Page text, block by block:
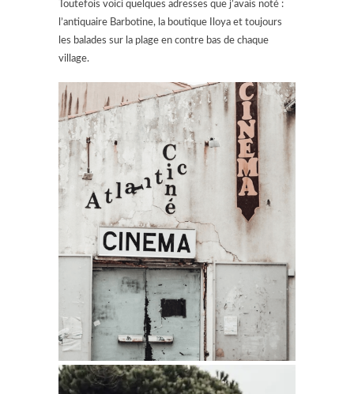
Toutefois voici quelques adresses que j’avais noté :
l’antiquaire Barbotine, la boutique Iloya et toujours
les balades sur la plage en contre bas de chaque
village.